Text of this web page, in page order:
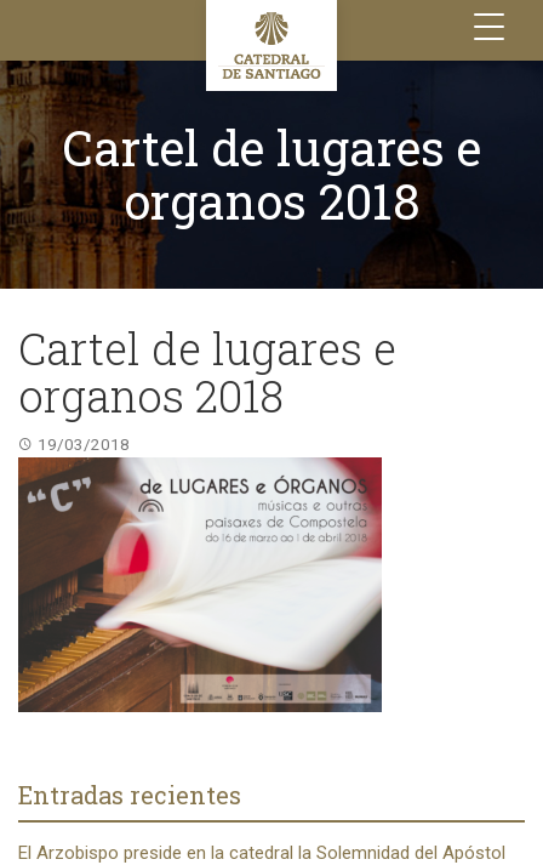
Toggle
navigation
Cartel de lugares e
organos 2018
Cartel de lugares e
organos 2018
19/03/2018
Entradas recientes
El Arzobispo preside en la catedral la Solemnidad del Apóstol